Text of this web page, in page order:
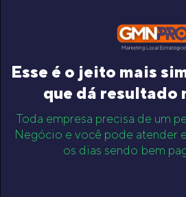
Esse é o jeito mais
que dá resultado
Toda empresa precisa de um
Negócio e você pode atender
os dias sendo bem